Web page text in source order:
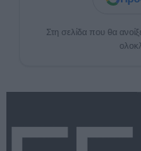
Στη σελίδα που θα